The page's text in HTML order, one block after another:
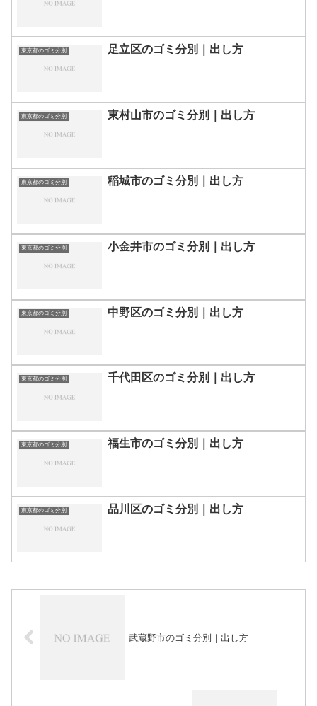
東京都のゴミ分別 足立区のゴミ分別｜出し方
東京都のゴミ分別 東村山市のゴミ分別｜出し方
東京都のゴミ分別 稲城市のゴミ分別｜出し方
東京都のゴミ分別 小金井市のゴミ分別｜出し方
東京都のゴミ分別 中野区のゴミ分別｜出し方
東京都のゴミ分別 千代田区のゴミ分別｜出し方
東京都のゴミ分別 福生市のゴミ分別｜出し方
東京都のゴミ分別 品川区のゴミ分別｜出し方
武蔵野市のゴミ分別｜出し方